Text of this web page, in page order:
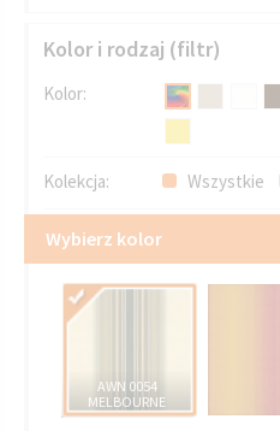
Kolor i rodzaj (filtr)
Kolor:
Kolekcja: Wszystkie
Wybierz kolor
AWN 0054
MELBOURNE